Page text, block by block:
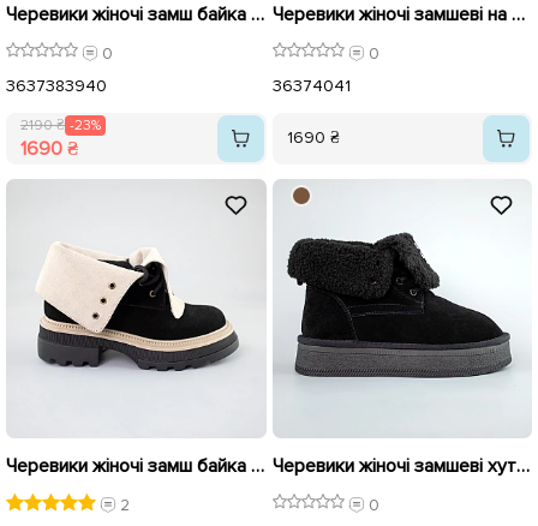
Черевики жіночі замш байка 592943 Чорні розпродаж
0
3637383940
2190 ₴ -23%
1690 ₴
Черевики жіночі замшеві на хутрі 593428 Чорні
0
36374041
1690 ₴
Черевики жіночі замш байка 592739 Чорні розпродаж
2
Черевики жіночі замшеві хутро 593412 Чорні
0